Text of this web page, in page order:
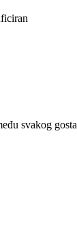
svakog gosta